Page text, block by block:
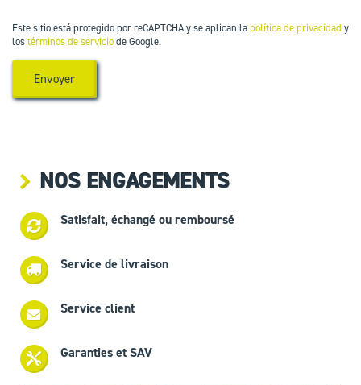
Este sitio está protegido por reCAPTCHA y se aplican lapolítica de privacidad y
lostérminos de serviciode Google.
NOS ENGAGEMENTS
Satisfait, échangé ou remboursé
Service de livraison
Service client
Garanties et SAV